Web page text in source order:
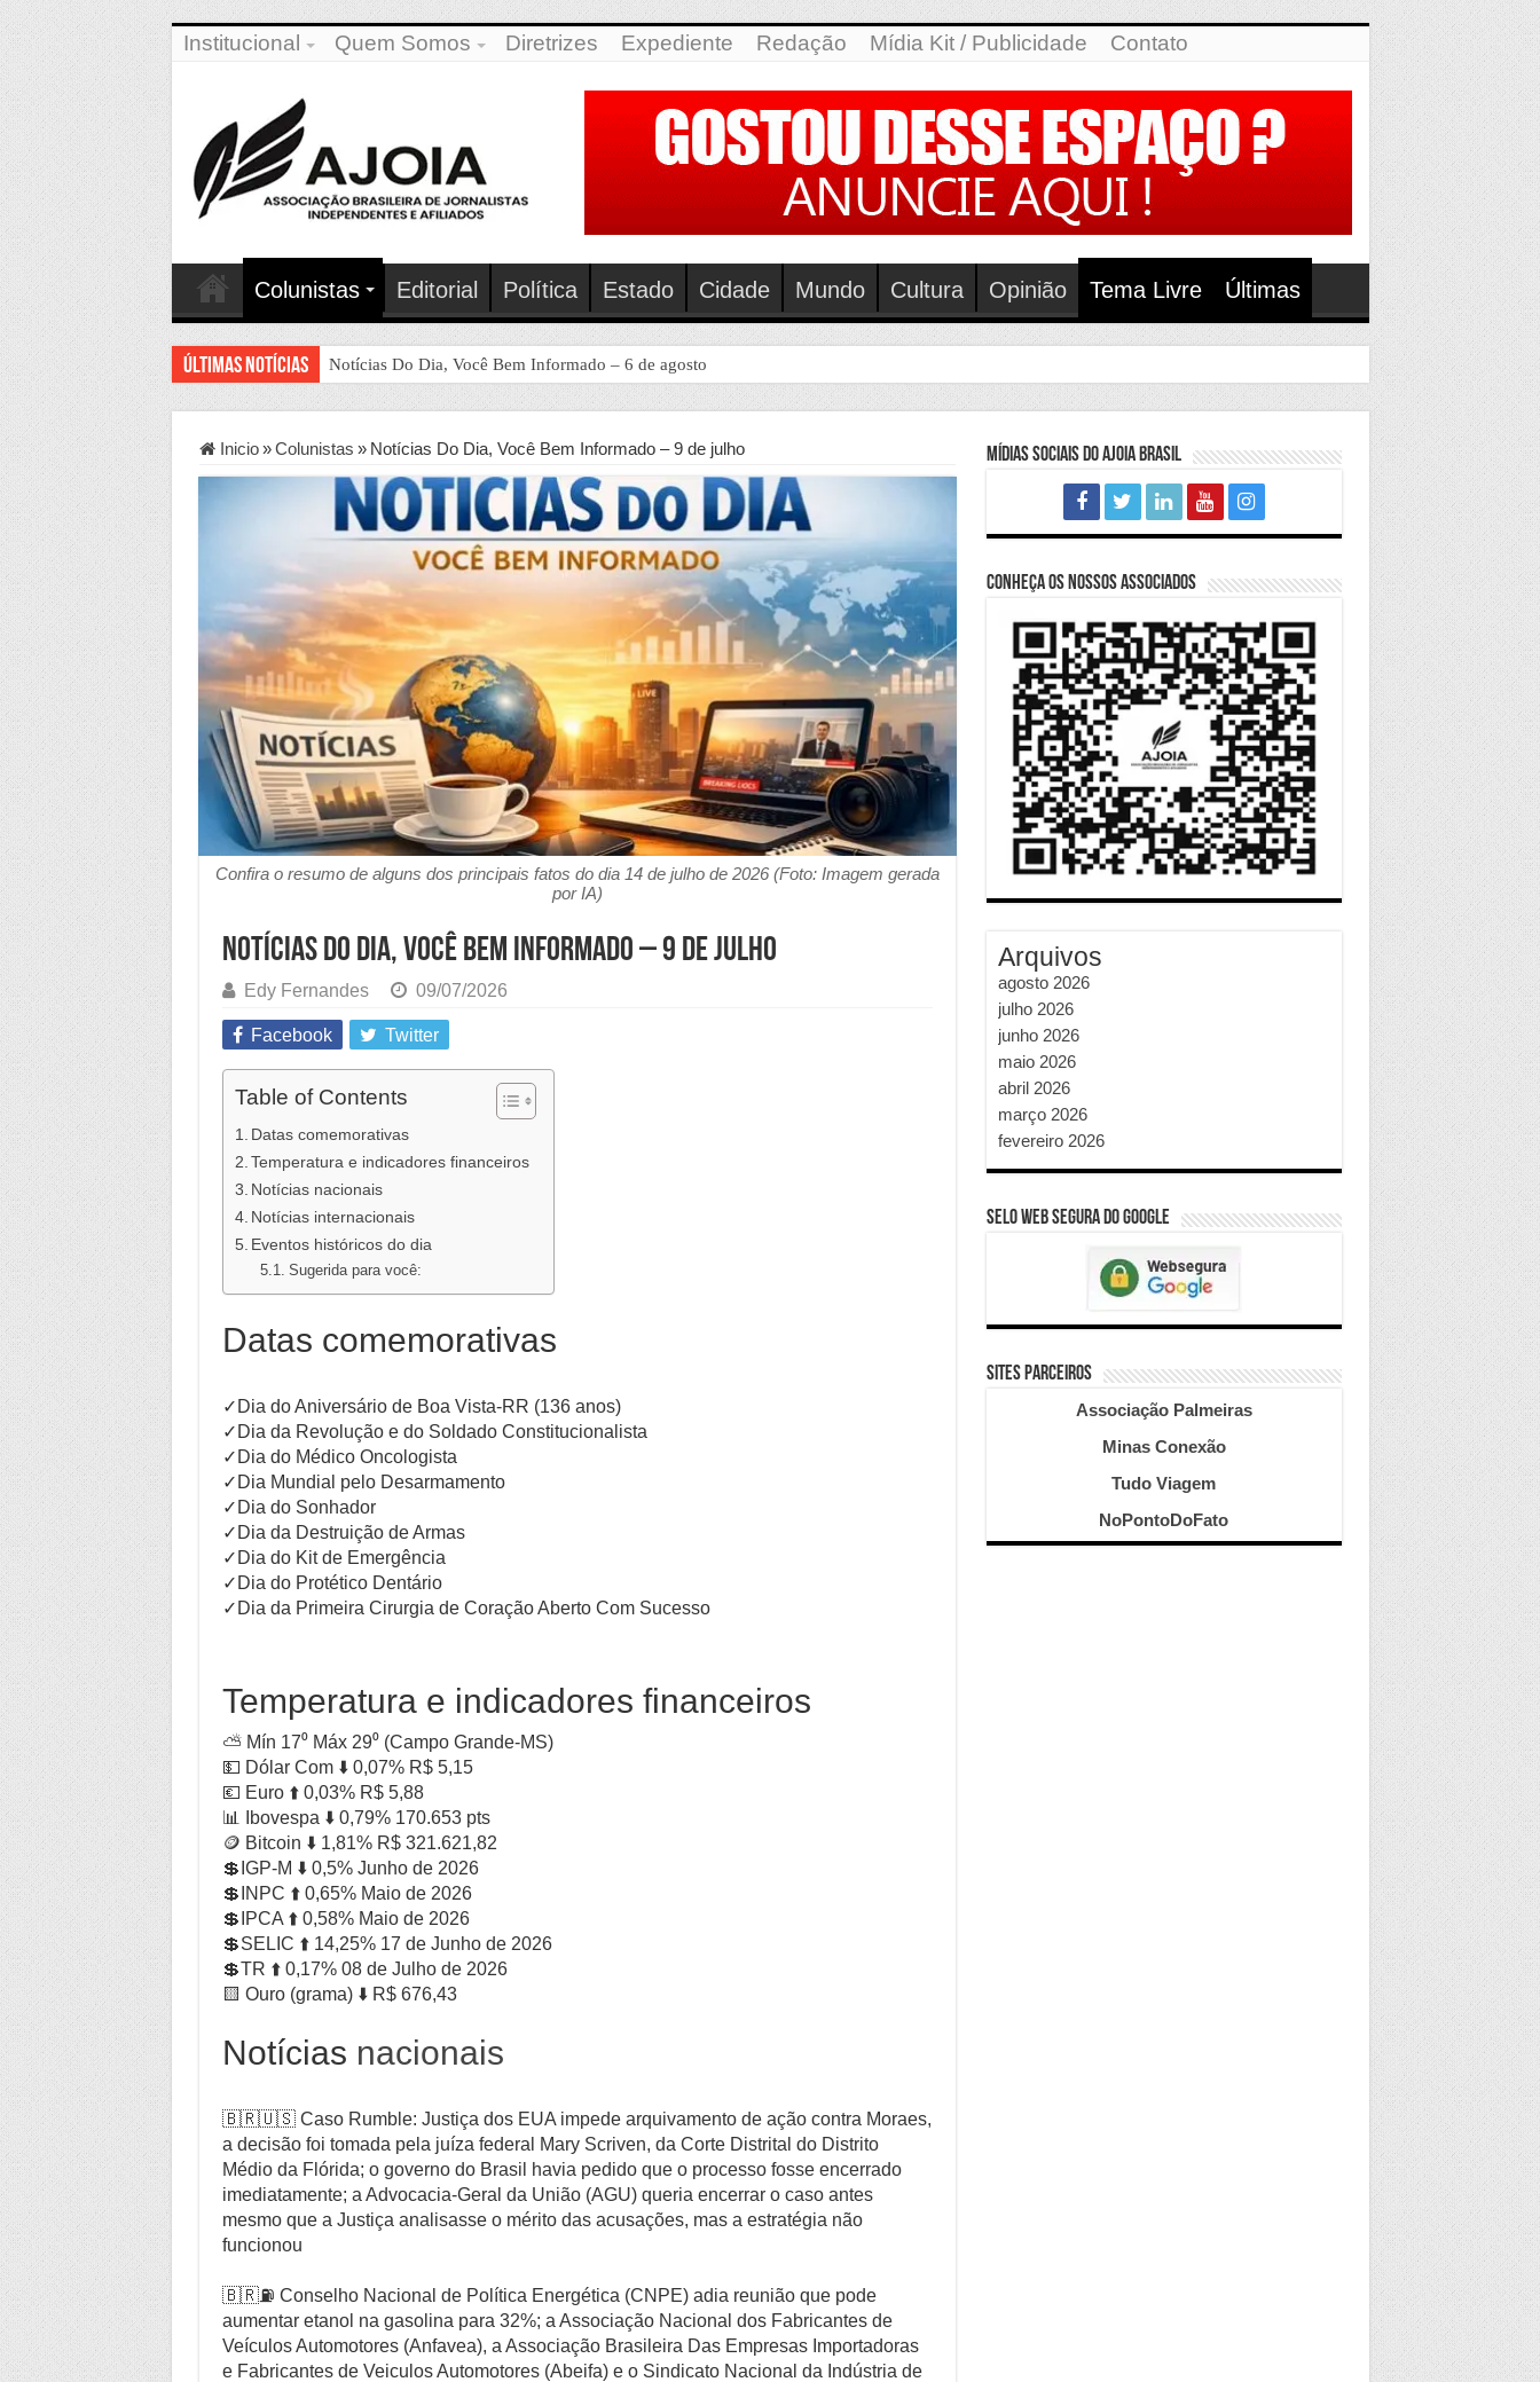
Institucional Quem Somos Diretrizes Expediente Redação Mídia Kit / Publicidade Contato
Colunistas Editorial Política Estado Cidade Mundo Cultura Opinião Tema Livre Últimas
Últimas Notícias Notícias Do Dia, Você Bem Informado – 6 de agosto
Inicio » Colunistas » Notícias Do Dia, Você Bem Informado – 9 de julho
Confira o resumo de alguns dos principais fatos do dia 14 de julho de 2026 (Foto: Imagem gerada
por IA)
Notícias Do Dia, Você Bem Informado – 9 de julho
Edy Fernandes 09/07/2026
Facebook Twitter
Table of Contents
Datas comemorativas
Temperatura e indicadores financeiros
Notícias nacionais
Notícias internacionais
Eventos históricos do dia
Sugerida para você:
Datas comemorativas
✓Dia do Aniversário de Boa Vista-RR (136 anos)
✓Dia da Revolução e do Soldado Constitucionalista
✓Dia do Médico Oncologista
✓Dia Mundial pelo Desarmamento
✓Dia do Sonhador
✓Dia da Destruição de Armas
✓Dia do Kit de Emergência
✓Dia do Protético Dentário
✓Dia da Primeira Cirurgia de Coração Aberto Com Sucesso
Temperatura e indicadores financeiros
⛅ Mín 17⁰ Máx 29⁰ (Campo Grande-MS)
💵 Dólar Com ⬇️ 0,07% R$ 5,15
💶 Euro ⬆️ 0,03% R$ 5,88
📊 Ibovespa ⬇️ 0,79% 170.653 pts
🪙 Bitcoin ⬇️ 1,81% R$ 321.621,82
💲IGP-M ⬇️ 0,5% Junho de 2026
💲INPC ⬆️ 0,65% Maio de 2026
💲IPCA ⬆️ 0,58% Maio de 2026
💲SELIC ⬆️ 14,25% 17 de Junho de 2026
💲TR ⬆️ 0,17% 08 de Julho de 2026
🟨 Ouro (grama) ⬇️ R$ 676,43
Notícias nacionais
🇧🇷🇺🇸 Caso Rumble: Justiça dos EUA impede arquivamento de ação contra Moraes,
a decisão foi tomada pela juíza federal Mary Scriven, da Corte Distrital do Distrito
Médio da Flórida; o governo do Brasil havia pedido que o processo fosse encerrado
imediatamente; a Advocacia-Geral da União (AGU) queria encerrar o caso antes
mesmo que a Justiça analisasse o mérito das acusações, mas a estratégia não
funcionou
🇧🇷⛽ Conselho Nacional de Política Energética (CNPE) adia reunião que pode
aumentar etanol na gasolina para 32%; a Associação Nacional dos Fabricantes de
Veículos Automotores (Anfavea), a Associação Brasileira Das Empresas Importadoras
e Fabricantes de Veiculos Automotores (Abeifa) e o Sindicato Nacional da Indústria de
Mídias Sociais do Ajoia Brasil
Conheça os nossos Associados
Arquivos
agosto 2026
julho 2026
junho 2026
maio 2026
abril 2026
março 2026
fevereiro 2026
SELO WEB SEGURA do GOOGLE
SITES PARCEIROS
Associação Palmeiras
Minas Conexão
Tudo Viagem
NoPontoDoFato